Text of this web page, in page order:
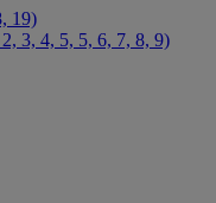
19)
3, 4, 5, 5, 6, 7, 8, 9)